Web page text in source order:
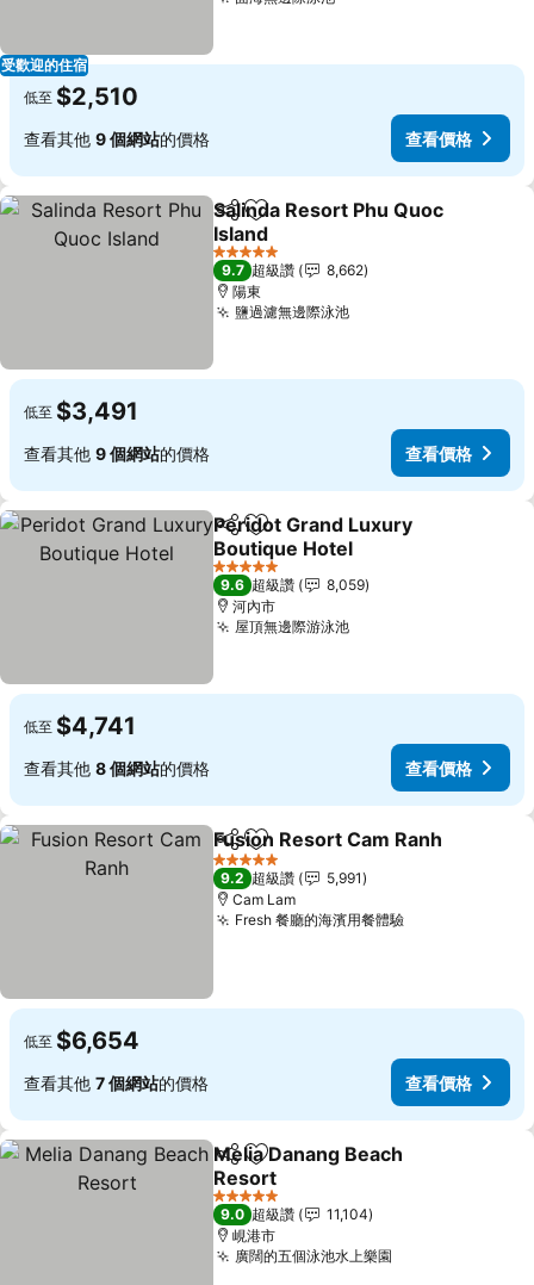
受歡迎的住宿
低至 $2,510
查看其他 9 個網站的價格 查看價格
分享 加入我的最愛
Salinda Resort Phu Quoc
Island
5 星級
9.7 超級讚
8,662
陽東
鹽過濾無邊際泳池
低至 $3,491
查看其他 9 個網站的價格 查看價格
分享 加入我的最愛
Peridot Grand Luxury
Boutique Hotel
5 星級
9.6 超級讚
8,059
河內市
屋頂無邊際游泳池
低至 $4,741
查看其他 8 個網站的價格 查看價格
分享 加入我的最愛
Fusion Resort Cam Ranh
5 星級
9.2 超級讚
5,991
Cam Lam
Fresh 餐廳的海濱用餐體驗
低至 $6,654
查看其他 7 個網站的價格 查看價格
分享 加入我的最愛
Melia Danang Beach
Resort
5 星級
9.0 超級讚
11,104
峴港市
廣闊的五個泳池水上樂園